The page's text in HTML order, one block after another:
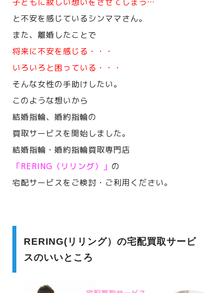
と不安を感じているシンママさん。
また、離婚したことで
将来に不安を感じる・・・
いろいろと困っている・・・
そんな女性の手助けしたい。
このような想いから
結婚指輪、婚約指輪の
買取サービスを開始しました。
結婚指輪・婚約指輪買取専門店
「RERING（リリング）」 の
宅配サービスをご検討・ご利用ください。
RERING(リリング）の宅配買取サービ
スのいいところ